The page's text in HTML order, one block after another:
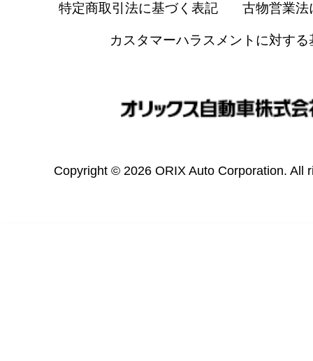
特定商取引法に基づく表記 古物営業法
カスタマーハラスメントに対する
Copyright © 2026 ORIX Auto Corporation. All